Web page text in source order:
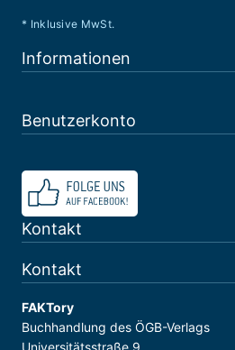
* Inklusive MwSt.
Informationen
Benutzerkonto
Kontakt
Kontakt
FAKTory
Buchhandlung des ÖGB-Verlags
Universitätsstraße 9